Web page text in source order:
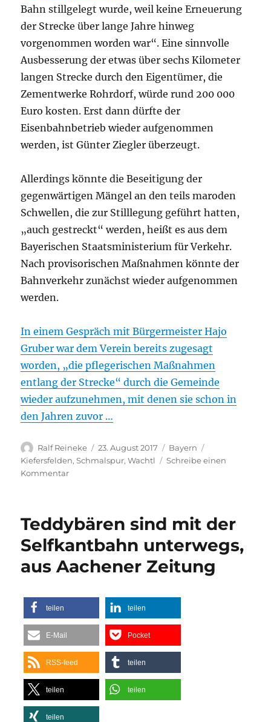
Bahn stillgelegt wurde, weil keine Erneuerung
der Strecke über lange Jahre hinweg
vorgenommen worden war“. Eine sinnvolle
Ausbesserung der etwas über sechs Kilometer
langen Strecke durch den Eigentümer, die
Zementwerke Rohrdorf, würde rund 200 000
Euro kosten. Erst dann dürfte der
Eisenbahnbetrieb wieder aufgenommen
werden, ist Günter Ziegler überzeugt.
Allerdings könnte die Beseitigung der
gegenwärtigen Mängel an den teils maroden
Schwellen, die zur Stilllegung geführt hatten,
„auch gestreckt“ werden, heißt es aus dem
Bayerischen Staatsministerium für Verkehr.
Nach provisorischen Maßnahmen könnte der
Bahnverkehr zunächst wieder aufgenommen
werden.
In einem Gespräch mit Bürgermeister Hajo
Gruber war dem Verein bereits zugesagt
worden, „die pflegerischen Maßnahmen
entlang der Strecke“ durch die Gemeinde
wieder aufzunehmen, mit denen sie schon in
den Jahren zuvor …
Autor
Ralf Reineke
Veröffentlicht
am
23. August 2017 Kategorien
Bayern
Kiefersfelden,Schmalspur,Wachtl
Schreibe einen
Kommentarzu
Wachtl
rund
25
Jahren:
Wachtlbahn
vor
Aus,
aus
ovb-
Teddybären sind mit der
Selfkantbahn unterwegs,
aus Aachener Zeitung
teilen teilen
E-Mail Pocket
RSS-feed teilen
teilen teilen
teilen